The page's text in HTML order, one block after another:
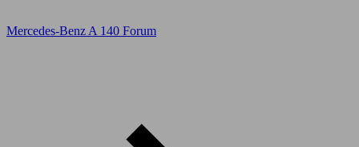
Mercedes-Benz A 140 Forum